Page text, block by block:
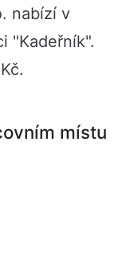
nabízí v
"Kadeřník".
místu